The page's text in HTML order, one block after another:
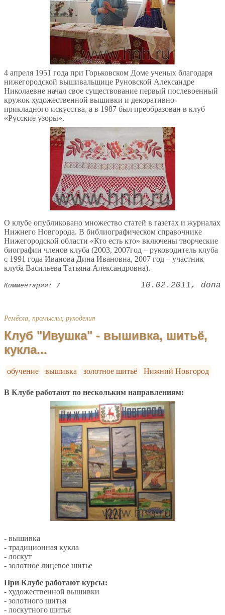
4 апреля 1951 года при Горьковском Доме ученых благодаря
нижегородской вышивальщице Руновской Александре
Николаевне начал свое существование первый послевоенный
кружок художественной вышивки и декоративно-
прикладного искусства, а в 1987 был преобразован в клуб
«Русские узоры».
О клубе опубликовано множество статей в газетах и журналах
Нижнего Новгорода. В библиографическом справочнике
Нижегородской области «Кто есть кто» включены творческие
биографии членов клуба (2003, 2007год – руководитель клуба
с 1991 года Иванова Дина Ивановна, 2007 год – участник
клуба Васильева Татьяна Александровна).
Комментарии: 7 10.02.2011 dona
Ремёсла, промыслы, рукоделия
Клуб "Ивушка" - вышивка, шитьё,
кукла...
обучение вышивка золотное шитьё Нижний Новгород
В Клубе работают по нескольким направлениям:
- вышивка
- традиционная кукла
- лоскут
- золотное лицевое шитье
При Клубе работают курсы:
- художественной вышивки
- золотного шитья
- лоскутного шитья